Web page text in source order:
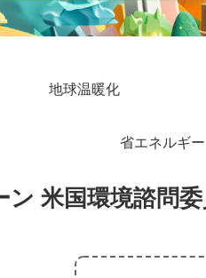
地球温暖化
省エネルギー
ン 米国環境諮問